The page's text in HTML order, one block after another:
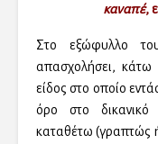
καναπέ,
Στο εξώφυλλο
απασχολήσει, κάτω
είδος στο οποίο
όρο στο δικανικό
καταθέτω (γραπτώς